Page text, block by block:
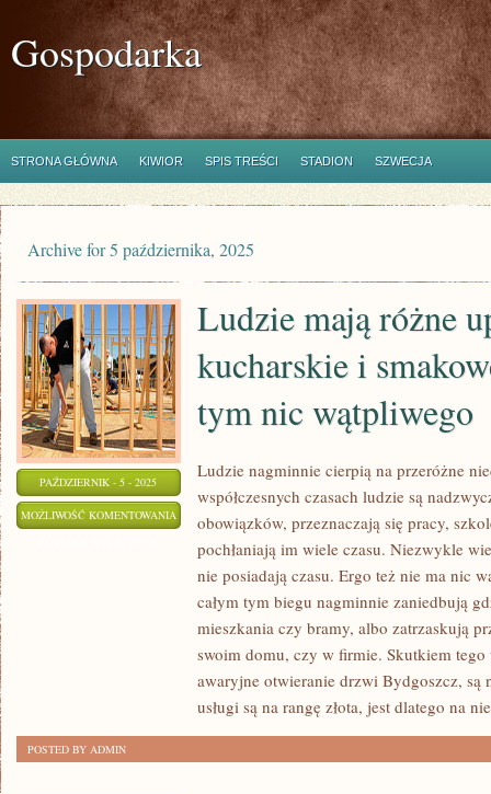
Gospodarka
STRONA GŁÓWNA KIWIOR SPIS TREŚCI STADION SZWECJA
Archive for 5 października, 2025
PAŹDZIERNIK - 5 - 2025
MOŻLIWOŚĆ KOMENTOWANIA
RÓŻNE
UPODOBANIA
KUCHARSKIE
SMAKOWE,
MA
W
Ludzie mają różne
kucharskie i
tym nic wątpliwego
Ludzie nagminnie cierpią na przeróżne
współczesnych czasach ludzie są
obowiązków, przeznaczają się pracy,
pochłaniają im wiele czasu. Niezwykle
nie posiadają czasu. Ergo też nie ma nic
całym tym biegu nagminnie zaniedbują
mieszkania czy bramy, albo zatrzaskują
swoim domu, czy w firmie. Skutkiem tego
awaryjne otwieranie drzwi Bydgoszcz, są
usługi są na rangę złota, jest dlatego na nie
POSTED BY ADMIN